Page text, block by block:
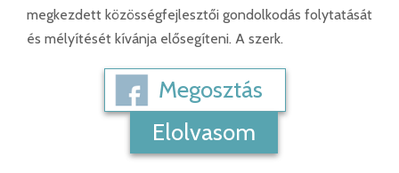
megkezdett közösségfejlesztői gondolkodás folytatását
és mélyítését kívánja elősegíteni. A szerk.
Megosztás
Elolvasom